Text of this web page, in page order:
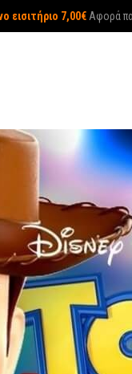
εισιτήριο 7,00€ Αφορά